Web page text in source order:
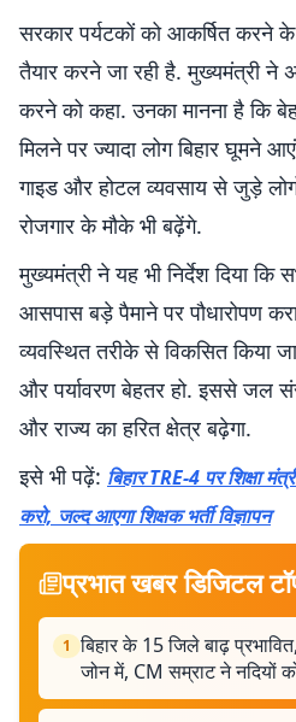
सरकार पर्यटकों को आकर्षित करने
तैयार करने जा रही है. मुख्यमंत्री ने
करने को कहा. उनका मानना है कि
मिलने पर ज्यादा लोग बिहार घूमने
गाइड और होटल व्यवसाय से जुड़े
रोजगार के मौके भी बढ़ेंगे.
मुख्यमंत्री ने यह भी निर्देश दिया
आसपास बड़े पैमाने पर पौधारोपण
व्यवस्थित तरीके से विकसित किया
और पर्यावरण बेहतर हो. इससे जल
और राज्य का हरित क्षेत्र बढ़ेगा.
इसे भी पढ़ें: बिहार TRE-4 पर शिक्षा
करो, जल्द आएगा शिक्षक भर्ती विज्ञापन
प्रभात खबर डिजिटल
1 बिहार के 15 जिले बाढ़
जोन में, CM सम्राट ने नदियों